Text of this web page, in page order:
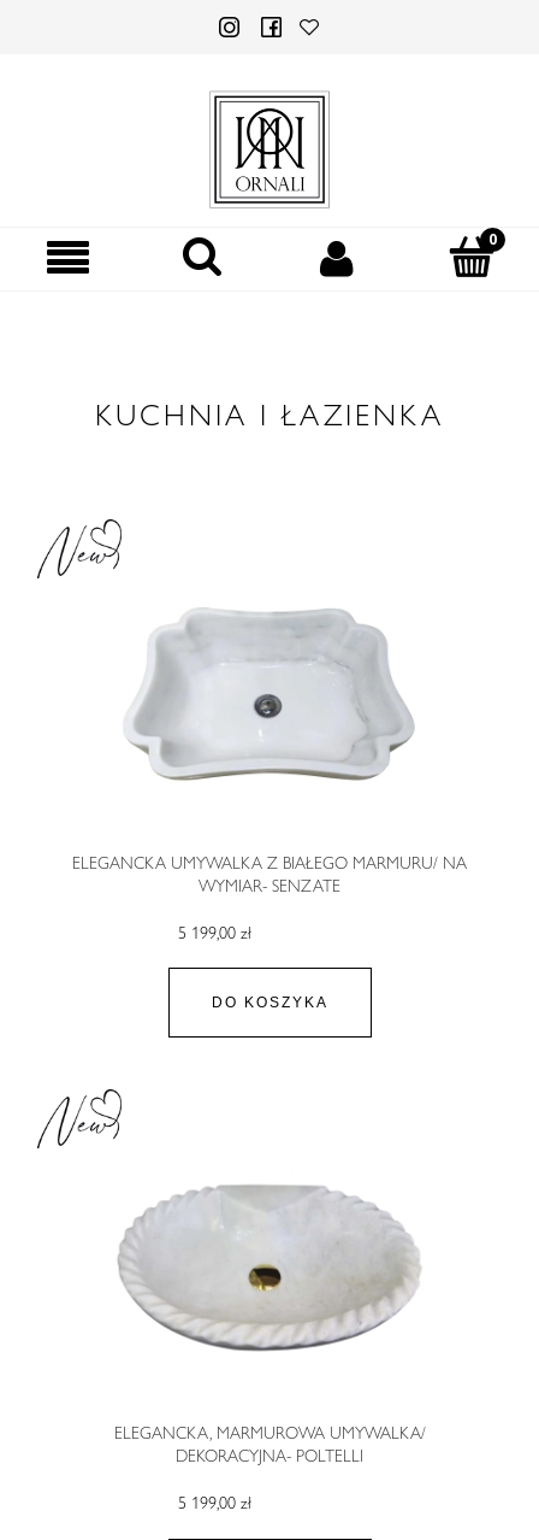
KUCHNIA I ŁAZIENKA
ELEGANCKA UMYWALKA Z BIAŁEGO MARMURU/ NA
WYMIAR- SENZATE
5 199,00 zł
DO KOSZYKA
ELEGANCKA, MARMUROWA UMYWALKA/
DEKORACYJNA- POLTELLI
5 199,00 zł